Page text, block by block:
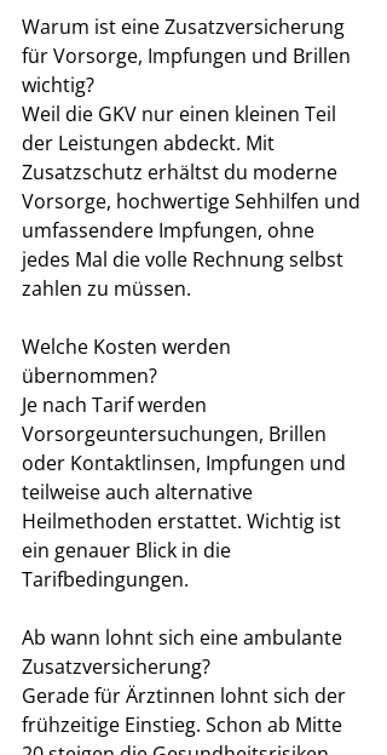
Warum ist eine Zusatzversicherung
für Vorsorge, Impfungen und Brillen
wichtig?
Weil die GKV nur einen kleinen Teil
der Leistungen abdeckt. Mit
Zusatzschutz erhältst du moderne
Vorsorge, hochwertige Sehhilfen und
umfassendere Impfungen, ohne
jedes Mal die volle Rechnung selbst
zahlen zu müssen.
Welche Kosten werden
übernommen?
Je nach Tarif werden
Vorsorgeuntersuchungen, Brillen
oder Kontaktlinsen, Impfungen und
teilweise auch alternative
Heilmethoden erstattet. Wichtig ist
ein genauer Blick in die
Tarifbedingungen.
Ab wann lohnt sich eine ambulante
Zusatzversicherung?
Gerade für Ärztinnen lohnt sich der
frühzeitige Einstieg. Schon ab Mitte